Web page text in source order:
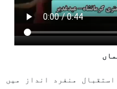
منفرد انداز میں